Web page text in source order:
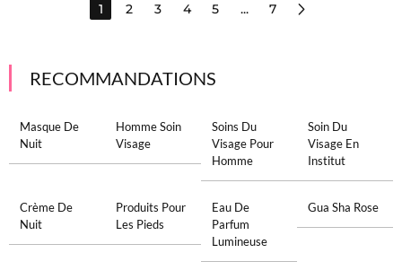
1 2 3 4 5 ... 7
RECOMMANDATIONS
Masque De
Nuit
Homme Soin
Visage
Soins Du
Visage Pour
Homme
Soin Du
Visage En
Institut
Crème De
Nuit
Produits Pour
Les Pieds
Eau De
Parfum
Lumineuse
Gua Sha Rose